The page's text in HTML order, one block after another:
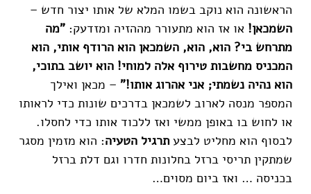
הראשונה הוא נוקב בשמו המלא של אותו יצור חדש –
השמכאן! או אז הוא מתעורר מההזיה ומזדעק: "מה
מתרחש בי? הוא, הוא, השמכאן הוא הרודף אותי, הוא
המכניס מחשבות טירוף אלה למוחי! הוא יושב בתוכי,
הוא נהיה נשמתי; אני אהרוג אותו!"– מכאן ואילך
המספר מנסה לארוב לשמכאן בדרכים שונות כדי לראותו
או לחוש בו באופן ממשי ואז ללכוד אותו כדי לחסלו.
לבסוף הוא מחליט לבצע תרגיל הטעיה: הוא מזמין מסגר
שמתקין תריסי ברזל בחלונות חדרו וגם דלת ברזל
בכניסה … ואז ביום מסוים…